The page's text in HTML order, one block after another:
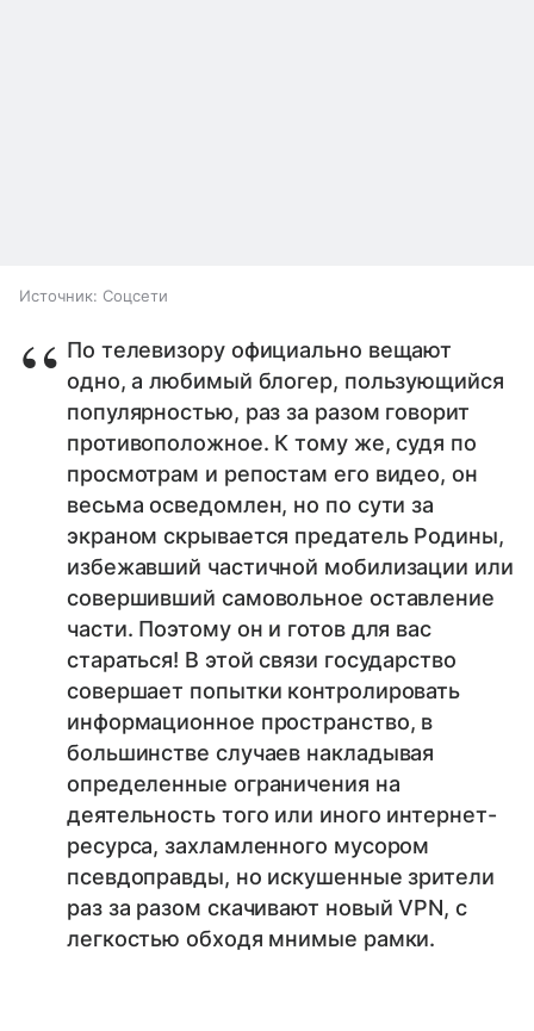
Источник: Соцсети
По телевизору официально вещают
одно, а любимый блогер, пользующийся
популярностью, раз за разом говорит
противоположное. К тому же, судя по
просмотрам и репостам его видео, он
весьма осведомлен, но по сути за
экраном скрывается предатель Родины,
избежавший частичной мобилизации или
совершивший самовольное оставление
части. Поэтому он и готов для вас
стараться! В этой связи государство
совершает попытки контролировать
информационное пространство, в
большинстве случаев накладывая
определенные ограничения на
деятельность того или иного интернет-
ресурса, захламленного мусором
псевдоправды, но искушенные зрители
раз за разом скачивают новый VPN, с
легкостью обходя мнимые рамки.